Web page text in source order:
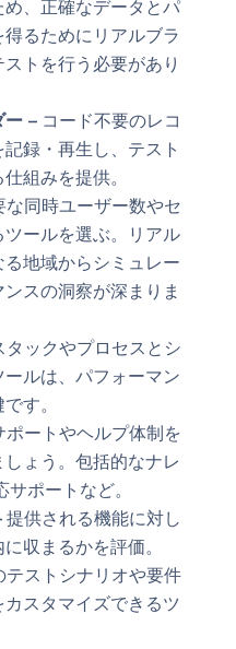
、正確なデータとパ
るためにリアルブラ
トを行う必要があり
ー –コード不要のレコ
録・再生し、テスト
組みを提供。
同時ユーザー数やセ
ールを選ぶ。リアル
地域からシミュレー
スの洞察が深まりま
ックやプロセスとシ
ルは、パフォーマン
す。
ートやヘルプ体制を
ょう。包括的なナレ
ポートなど。
提供される機能に対し
収まるかを評価。
ストシナリオや要件
スタマイズできるツ